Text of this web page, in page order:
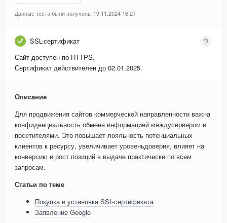
Данные теста были получены 19.11.2024 16:27
SSL-сертификат
Сайт доступен по HTTPS.
Сертификат действителен до 02.01.2025.
Описание
Для продвижения сайтов коммерческой направленности важна
конфиденциальность обмена информацией междусервером и
посетителями. Это повышает лояльность потенциальных
клиентов к ресурсу, увеличивает уровеньдоверия, влияет на
конверсию и рост позиций в выдаче практически по всем
запросам.
Статьи по теме
Покупка и установка SSL-сертификата
Заявление Google